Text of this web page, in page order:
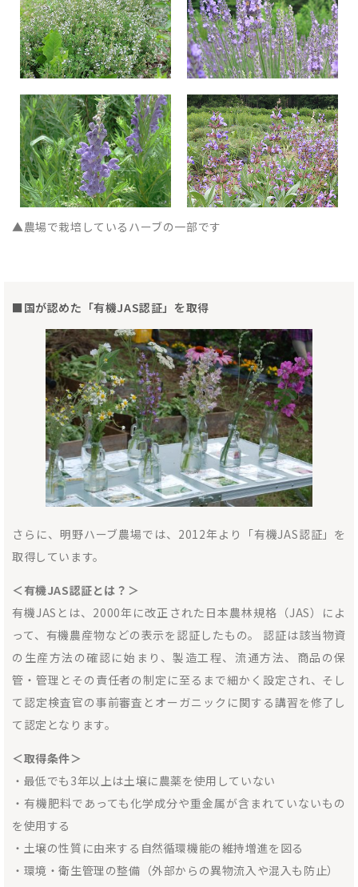
▲農場で栽培しているハーブの一部です
■国が認めた「有機JAS認証」を取得
さらに、明野ハーブ農場では、2012年より「有機JAS認証」を
取得しています。
＜有機JAS認証とは？＞
有機JASとは、2000年に改正された日本農林規格（JAS）によ
って、有機農産物などの表示を認証したもの。 認証は該当物資
の生産方法の確認に始まり、製造工程、流通方法、商品の保
管・管理とその責任者の制定に至るまで細かく設定され、そし
て認定検査官の事前審査とオーガニックに関する講習を修了し
て認定となります。
＜取得条件＞
・最低でも3年以上は土壌に農薬を使用していない
・有機肥料であっても化学成分や重金属が含まれていないもの
を使用する
・土壌の性質に由来する自然循環機能の維持増進を図る
・環境・衛生管理の整備（外部からの異物流入や混入も防止）